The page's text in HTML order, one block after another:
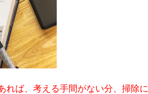
れば、考える手間がない分、掃除